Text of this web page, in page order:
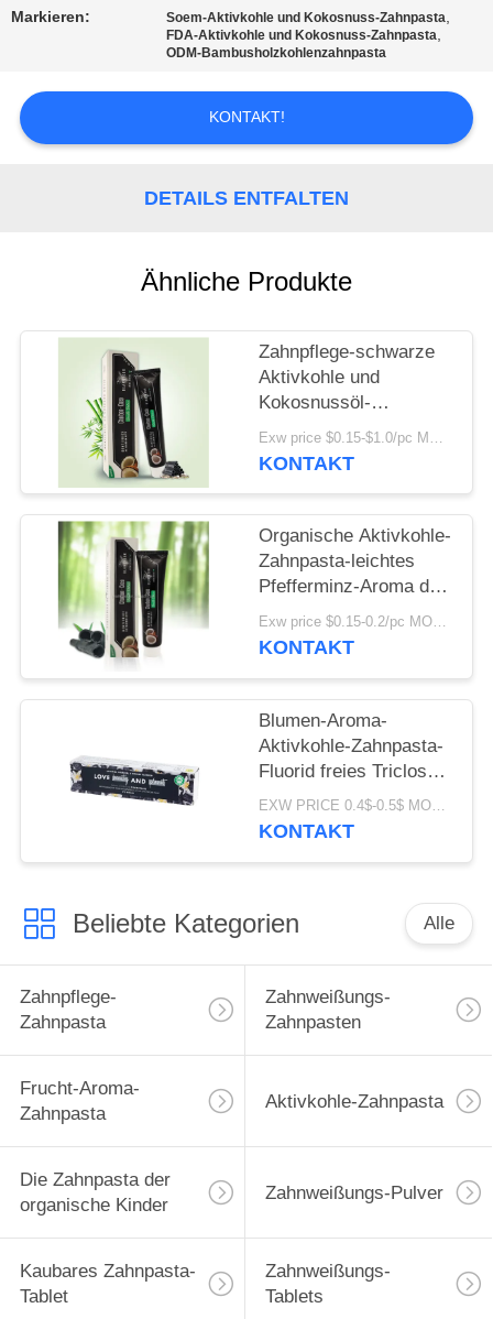
MIT
IN
VERBINDUNG
FORDERN
SEITENVERZEICHNIS
DATENSCHUTZ-
BESTIMMUNGEN
Markieren: Soem-Aktivkohle und Kokosnuss-Zahnpasta,
FDA-Aktivkohle und Kokosnuss-Zahnpasta,
ODM-Bambusholzkohlenzahnpasta
KONTAKT!
DETAILS ENTFALTEN
Ähnliche Produkte
Zahnpflege-schwarze
Aktivkohle und
Kokosnussöl-
Zahnpasta 100g
Exw price $0.15-$1.0/pc MOQ:500pcs-30000pcs
KONTAKT
Organische Aktivkohle-
Zahnpasta-leichtes
Pfefferminz-Aroma des
Soem-Schwarz-
strengen Vegetariers
Exw price $0.15-0.2/pc MOQ:500pcs-30000pcs
KONTAKT
Blumen-Aroma-
Aktivkohle-Zahnpasta-
Fluorid freies Triclosan
frei
EXW PRICE 0.4$-0.5$ MOQ:500pcs-30000pcs
KONTAKT
Beliebte Kategorien Alle
Zahnpflege-
Zahnpasta
Zahnweißungs-
Zahnpasten
Frucht-Aroma-
Zahnpasta
Aktivkohle-Zahnpasta
Die Zahnpasta der
organische Kinder
Zahnweißungs-Pulver
Kaubares Zahnpasta-
Tablet
Zahnweißungs-
Tablets